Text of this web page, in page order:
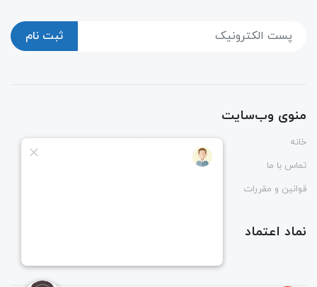
ثبت نام
منوی وب‌سایت
خانه
پوشاک
تماس با ما
قوانین و مقررات
نماد اعتماد